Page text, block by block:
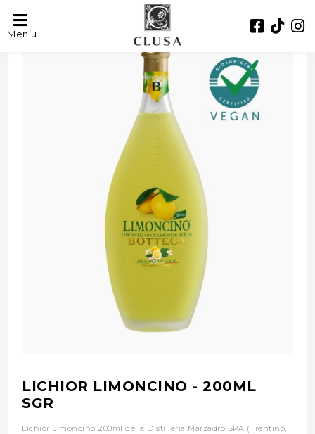
Meniu- 32%
LICHIOR LIMONCINO - 200ML
SGR
Lichior Limoncino 200ml de la Distilleria Marzadro SPA (Trentino,